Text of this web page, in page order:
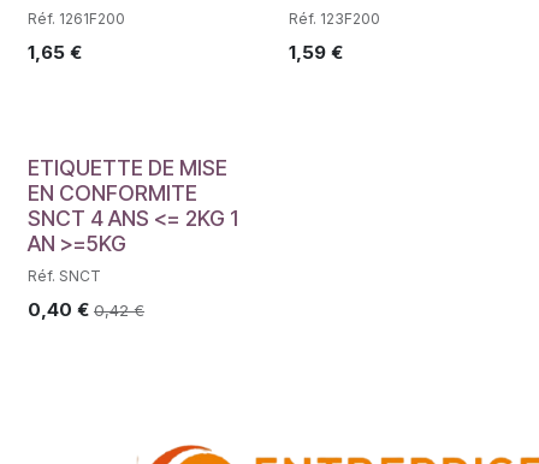
Réf. 1261F200
1,65 €
Réf. 123F200
1,59€
ETIQUETTE DE MISE
EN CONFORMITE
SNCT 4 ANS <= 2KG 1
AN >=5KG
Réf. SNCT
0,40 € 0,42€